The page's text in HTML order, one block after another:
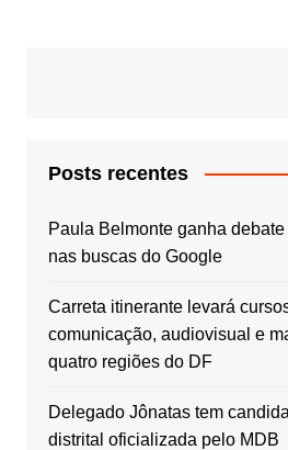
Posts recentes
Paula Belmonte ganha
nas buscas do Google
Carreta itinerante levará
comunicação, audiovisual e
quatro regiões do DF
Delegado Jônatas tem
distrital oficializada pelo MDB